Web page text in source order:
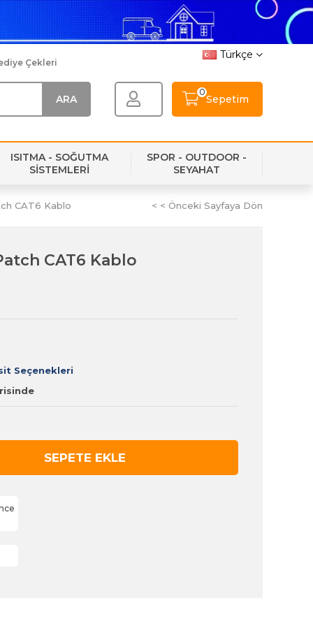
Türkçe
Sepetim
0
Çekleri
ISITMA - SOĞUTMA
SİSTEMLERİ
SPOR - OUTDOOR -
SEYAHAT
CAT6 Kablo < < Önceki Sayfaya Dön
CAT6 Kablo
Seçenekleri